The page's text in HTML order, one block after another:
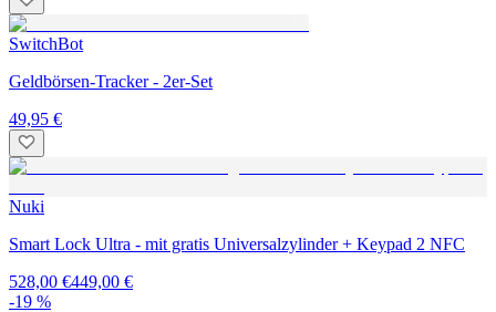
SwitchBot
Geldbörsen-Tracker - 2er-Set
49,95 €
Nuki
Smart Lock Ultra - mit gratis Universalzylinder + Keypad 2 NFC
528,00 €449,00 €
-19 %